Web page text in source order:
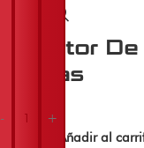
Extractor
3 Patas
34.000
-
+
Añadir al